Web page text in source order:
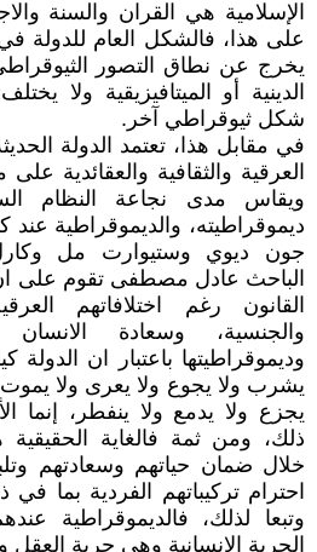
الإسلامية هي القران والسنة
على هذا، فالشكل العام للدولة
يخرج عن نطاق التصور
الدينية أو الميتافيزيقية ولا
شكل ثيوقراطي آخر.
في مقابل هذا، تعتمد الدولة
العرقية والثقافية والعقائدية
ويقاس مدى نجاعة النظام
ديموقراطيته، والديموقراطية عند
جون ديوي وستيوارت مل
الباحث عادل مصطفى تقوم على
القانون رغم اختلافاتهم
والجنسية، وسعادة
وديموقراطيتها باعتبار ان الدولة
يشرب ولا يجوع ولا يعرى ولا يموت
يجزع ولا يدمع ولا ينفطر، إنما
ذلك، ومن ثمة فالغاية الحقيقية
خلال ضمان حياتهم وسعادتهم
احترام تركيباتهم الفردية بما في
وتبعا لذلك، فالديموقراطية
الحرية الإنسانية وهي حرية